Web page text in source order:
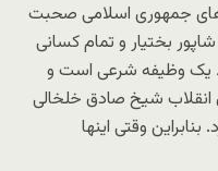
جمهوری اسلامی صحبت
بختیار و تمام کسانی
یک وظیفه شرعی است و
شیخ صادق خلخالی
وقتی اینها